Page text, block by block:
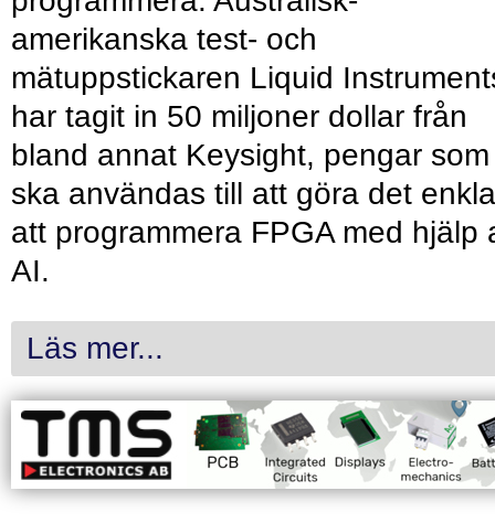
amerikanska test- och
mätuppstickaren Liquid
har tagit in 50 miljoner dollar från
bland annat Keysight, pengar som
ska användas till att göra det
att programmera FPGA med hjälp
AI.
Läs mer...